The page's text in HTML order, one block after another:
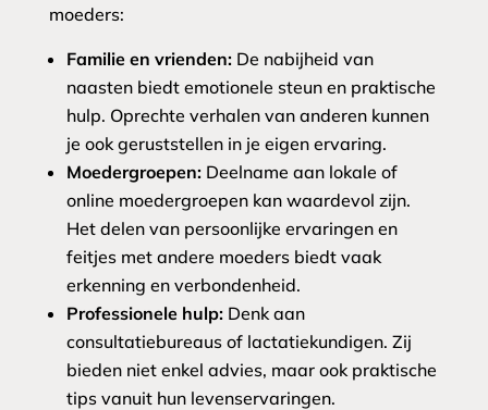
moeders:
Familie en vrienden:De nabijheid van
naasten biedt emotionele steun en praktische
hulp. Oprechte verhalen van anderen kunnen
je ook geruststellen in je eigen ervaring.
Moedergroepen:Deelname aan lokale of
online moedergroepen kan waardevol zijn.
Het delen van persoonlijke ervaringen en
feitjes met andere moeders biedt vaak
erkenning en verbondenheid.
Professionele hulp:Denk aan
consultatiebureaus of lactatiekundigen. Zij
bieden niet enkel advies, maar ook praktische
tips vanuit hun levenservaringen.